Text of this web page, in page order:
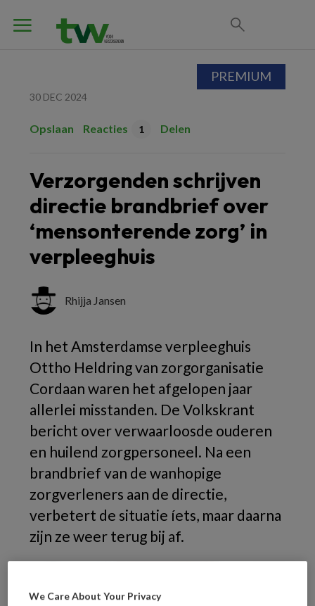
30 DEC 2024
Opslaan Reacties 1 Delen
Verzorgenden schrijven
directie brandbrief over
‘mensonterende zorg’ in
verpleeghuis
Rhijja Jansen
In het Amsterdamse verpleeghuis
Ottho Heldring van zorgorganisatie
Cordaan waren het afgelopen jaar
allerlei misstanden. De Volkskrant
bericht over verwaarloosde ouderen
en huilend zorgpersoneel. Na een
brandbrief van de wanhopige
zorgverleners aan de directie,
verbetert de situatie íets, maar daarna
zijn ze weer terug bij af.
PREMIUM
We Care About Your Privacy